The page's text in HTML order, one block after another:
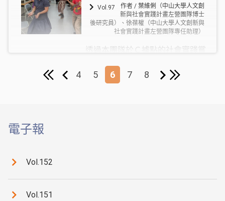
型」反而會造成許多商家在轉型過
程中必須額外增加人力與經費支
出，這對他們來說都會是「有負
知分享、觀念建構」作為出發點，
對於舊左營區傳統商家們來說較能
Vol.97
作者 / 葉維俐（中山大學人文創
新與社會實踐計畫左營團隊博士
後研究員）、徐葆權（中山大學人文創新與
社會實踐計畫左營團隊專任助理）
透過本團隊於Ｃ據點的社會實踐嘗
作，除了從大學裡尋找相關資源進
入社區，也可以「透過媒合社區裡
道路上。
« 最前 4 5 6 7 8
電子報
Vol.152
Vol.151